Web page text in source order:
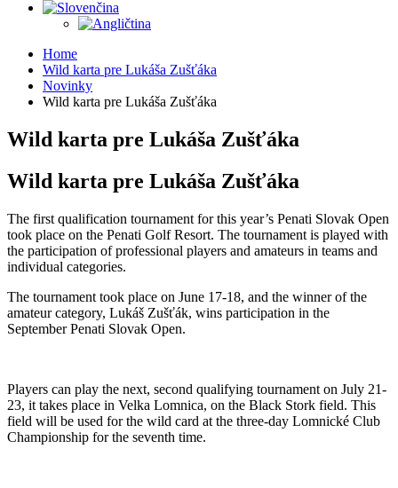
Home
Wild karta pre Lukáša Zušťáka
Novinky
Wild karta pre Lukáša Zušťáka
Wild karta pre Lukáša Zušťáka
Wild karta pre Lukáša Zušťáka
The first qualification tournament for this year’s Penati Slovak Open
took place on the Penati Golf Resort. The tournament is played with
the participation of professional players and amateurs in teams and
individual categories.
The tournament took place on June 17-18, and the winner of the
amateur category, Lukáš Zušťák, wins participation in the
September Penati Slovak Open.
Players can play the next, second qualifying tournament on July 21-
23, it takes place in Velka Lomnica, on the Black Stork field. This
field will be used for the wild card at the three-day Lomnické Club
Championship for the seventh time.